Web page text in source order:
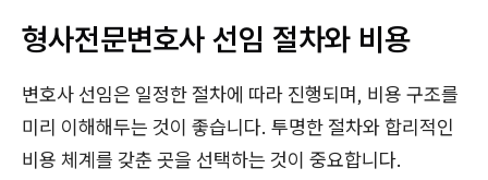
형사전문변호사 선임 절차와 비용
변호사 선임은 일정한 절차에 따라 진행되며, 비용 구조를
미리 이해해두는 것이 좋습니다. 투명한 절차와 합리적인
비용 체계를 갖춘 곳을 선택하는 것이 중요합니다.